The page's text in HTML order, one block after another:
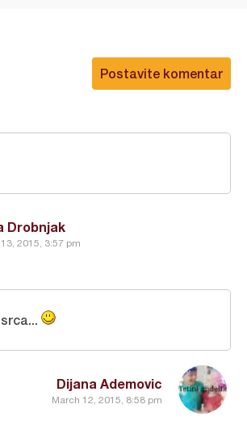
Postavite komentar
Drobnjak
2015, 3:57 pm
Dijana Ademovic
March 12, 2015, 8:58 pm